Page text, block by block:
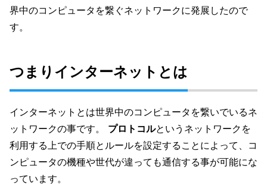
界中のコンピュータを繋ぐネットワークに発展したので
す。
つまりインターネットとは
インターネットとは世界中のコンピュータを繋いでいるネ
ットワークの事です。 プロトコルというネットワークを
利用する上での手順とルールを設定することによって、コ
ンピュータの機種や世代が違っても通信する事が可能にな
っています。